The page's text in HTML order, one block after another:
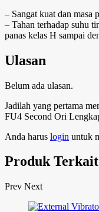
– Sangat kuat dan masa
– Tahan terhadap suhu
panas kelas H sampai
Ulasan
Belum ada ulasan.
Jadilah yang pertama
FU4 Second Ori
Anda harus login untuk
Produk Terkait
Prev Next